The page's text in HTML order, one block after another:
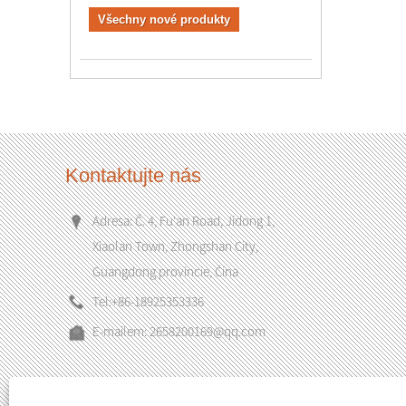
Všechny nové produkty
Kontaktujte nás
Adresa: Č. 4, Fu'an Road, Jidong 1,
Xiaolan Town, Zhongshan City,
Guangdong provincie, Čína
Tel:+86-18925353336
E-mailem:2658200169@qq.com